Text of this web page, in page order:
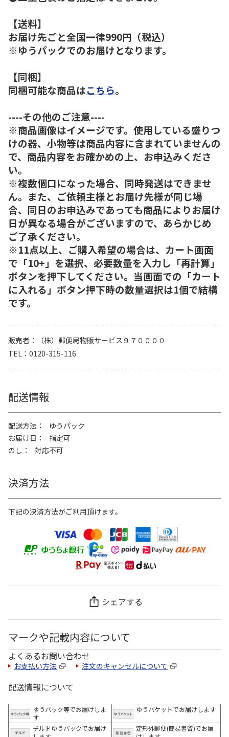
【送料】
お届け先ごと全国一律990円（税込）
※ゆうパックでのお届けとなります。
【同梱】
同梱可能な商品はこちら。
----その他のご注意----
※商品画像はイメージです。使用している盛りつ
けの器、小物等は商品内容に含まれていませんの
で、商品内容をお確かめの上、お申込みくださ
い。
※複数個口になった場合、同時発送はできませ
ん。また、ご依頼主様とお届け先様が同じ場
合、同日のお申込みであっても商品によりお届け
日が異なる場合がございますので、あらかじめ
ご了承ください。
※11点以上、ご購入希望の場合は、カート画面
で「10+」を選択、必要数量を入力し「再計算」
ボタンを押下してください。当画面での「カート
に入れる」ボタン押下時の数量選択は1個で結構
です。
販売者
（株）郵便局物販サービス９７００００
TEL
0120-315-116
配送情報
配送方法
ゆうパック
お届け日
指定可
のし
対応不可
決済方法
下記の決済方法がご利用頂けます。
シェアする
マークや記載内容について
よくあるお問い合わせ
お支払い方法 注文のキャンセルについて
配送情報について
ゆうパック等でお届けしま
す
ゆうパケットでお届けします
チルドゆうパックでお届け
定形外郵便(簡易書留)でお届